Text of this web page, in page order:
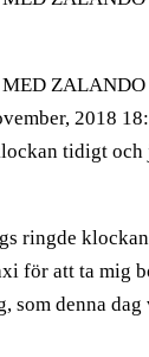
ZALANDO
2018
tidigt och
ringde
för att ta mig
som denna dag